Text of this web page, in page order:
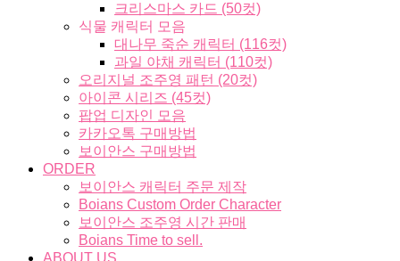
크리스마스 카드 (50컷)
식물 캐릭터 모음
대나무 죽순 캐릭터 (116컷)
과일 야채 캐릭터 (110컷)
오리지널 조주영 패턴 (20컷)
아이콘 시리즈 (45컷)
팝업 디자인 모음
카카오톡 구매방법
보이안스 구매방법
ORDER
보이안스 캐릭터 주문 제작
Boians Custom Order Character
보이안스 조주영 시간 판매
Boians Time to sell.
ABOUT US